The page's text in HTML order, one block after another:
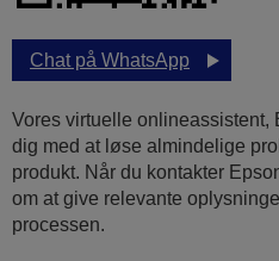
Chat på WhatsApp
Vores virtuelle
dig med at løse almindelige
produkt. Når du kontakter
om at give relevante
processen.